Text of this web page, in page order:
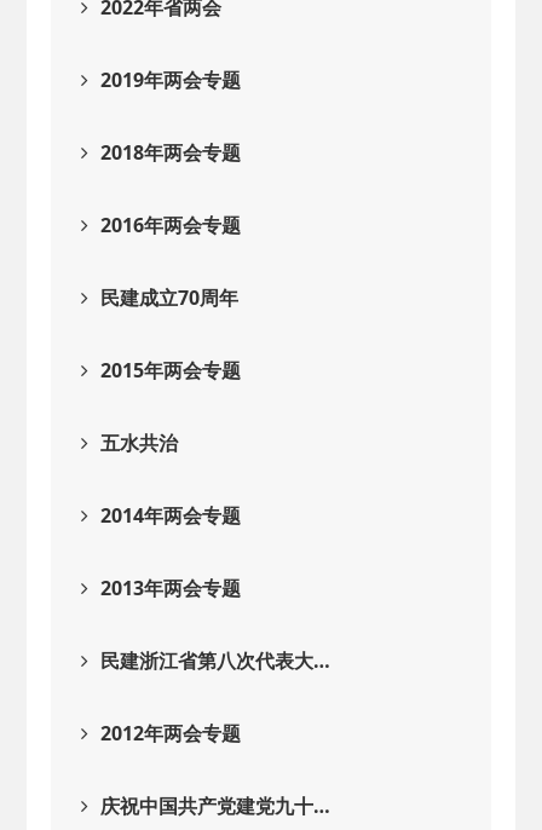
2022年省两会
2019年两会专题
2018年两会专题
2016年两会专题
民建成立70周年
2015年两会专题
五水共治
2014年两会专题
2013年两会专题
民建浙江省第八次代表大…
2012年两会专题
庆祝中国共产党建党九十…